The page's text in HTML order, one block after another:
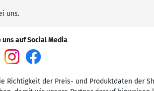
uns.
uns auf Social Media
Richtigkeit der Preis- und Produktdaten der